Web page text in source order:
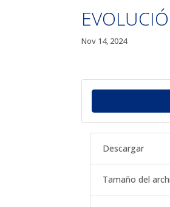
Nov 14, 2024
Descargar
Tamaño del